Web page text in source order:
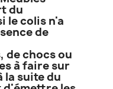
du
le colis n'a
de
de chocs ou
à faire sur
la suite du